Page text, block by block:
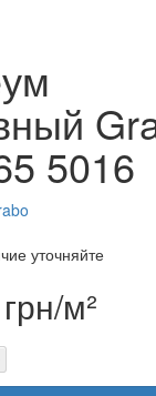
5016
уточняйте
м²